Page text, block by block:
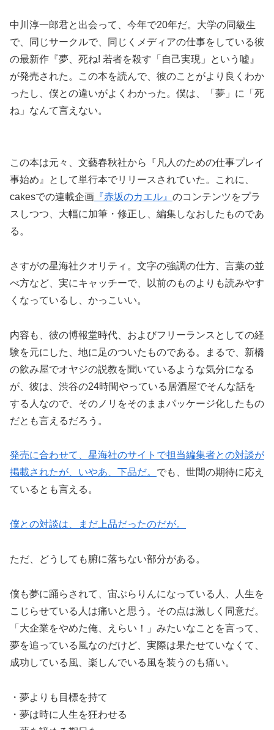
中川淳一郎君と出会って、今年で20年だ。大学の同級生
で、同じサークルで、同じくメディアの仕事をしている彼
の最新作『夢、死ね! 若者を殺す「自己実現」という嘘』
が発売された。この本を読んで、彼のことがより良くわか
ったし、僕との違いがよくわかった。僕は、「夢」に「死
ね」なんて言えない。
この本は元々、文藝春秋社から『凡人のための仕事プレイ
事始め』として単行本でリリースされていた。これに、
cakesでの連載企画 『赤坂のカエル』 のコンテンツをプラ
スしつつ、大幅に加筆・修正し、編集しなおしたものであ
る。
さすがの星海社クオリティ。文字の強調の仕方、言葉の並
べ方など、実にキャッチーで、以前のものよりも読みやす
くなっているし、かっこいい。
内容も、彼の博報堂時代、およびフリーランスとしての経
験を元にした、地に足のついたものである。まるで、新橋
の飲み屋でオヤジの説教を聞いているような気分になる
が、彼は、渋谷の24時間やっている居酒屋でそんな話を
する人なので、そのノリをそのままパッケージ化したもの
だとも言えるだろう。
発売に合わせて、星海社のサイトで担当編集者との対談が
掲載されたが、いやあ、下品だ。 でも、世間の期待に応え
ているとも言える。
僕との対談は、まだ上品だったのだが。
ただ、どうしても腑に落ちない部分がある。
僕も夢に踊らされて、宙ぶらりんになっている人、人生を
こじらせている人は痛いと思う。その点は激しく同意だ。
「大企業をやめた俺、えらい！」みたいなことを言って、
夢を追っている風なのだけど、実際は果たせていなくて、
成功している風、楽しんでいる風を装うのも痛い。
・夢よりも目標を持て
・夢は時に人生を狂わせる